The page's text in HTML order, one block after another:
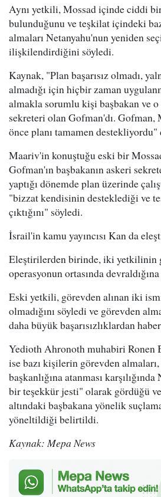
Aynı yetkili, Mossad içinde ciddi
bulunduğunu ve teşkilat içindeki
almaları Netanyahu'nun yeniden
ilişkilendirdiğini söyledi.
Kaynak, "Plan başarısız olmadı,
almadığı için hiçbir zaman
almakla sorumlu kişi başbakan ve
sekreteri olan Gofman'dı. Gofman,
önce planı tamamen destekliyordu"
Maariv'in konuştuğu eski bir
Gofman'ın başbakanın askeri
yaptığı dönemde plan üzerinde
"bizzat kendisinin desteklediği ve
çıktığını" söyledi.
İsrail'in kamu yayıncısı Kan da
Eleştirilerden birinde, iki yetkilinin
operasyonun ortasında
Eski yetkili, görevden alınan iki
olmadığını söyledi ve görevden
daha büyük başarısızlıklardan
Yedioth Ahronoth muhabiri Ronen
ise bazı kişilerin görevden
başkanlığına atanması
bir teşekkür jesti" olarak gördüğü
altındaki başbakana yönelik
yöneltildiği belirtildi.
Kaynak: Mepa News